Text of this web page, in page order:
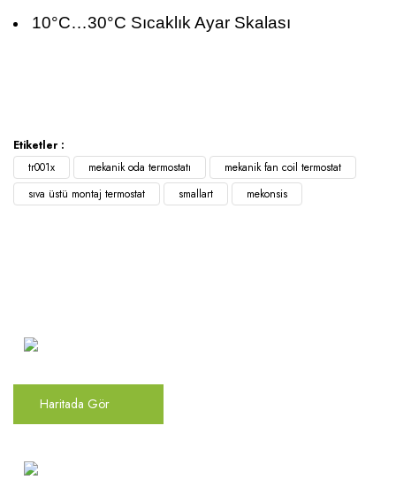
10°C…30°C Sıcaklık Ayar Skalası
Etiketler :
tr001x
mekanik oda termostatı
mekanik fan coil termostat
sıva üstü montaj termostat
smallart mekonsis
Haritada Gör